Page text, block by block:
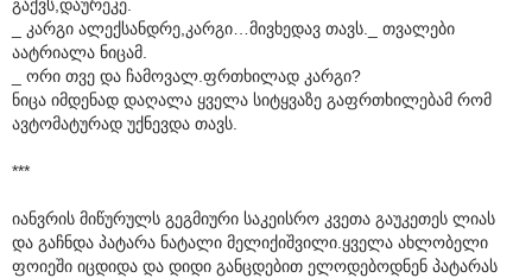
გაქვს,დაურეკე.
_ კარგი ალექსანდრე,კარგი…მივხედავ თავს._ თვალები
აატრიალა ნიცამ.
_ ორი თვე და ჩამოვალ.ფრთხილად კარგი?
ნიცა იმდენად დაღალა ყველა სიტყვაზე გაფრთხილებამ რომ
ავტომატურად უქნევდა თავს.
***
იანვრის მიწურულს გეგმიური საკეისრო კვეთა გაუკეთეს ლიას
და გაჩნდა პატარა ნატალი მელიქიშვილი.ყველა ახლობელი
ფოიეში იცდიდა და დიდი განცდებით ელოდებოდნენ პატარას